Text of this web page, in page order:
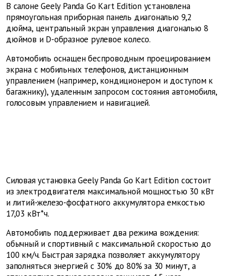
В салоне Geely Panda Go Kart Edition установлена
прямоугольная приборная панель диагональю 9,2
дюйма, центральный экран управления диагональю 8
дюймов и D-образное рулевое колесо.
Автомобиль оснащен беспроводным проецированием
экрана с мобильных телефонов, дистанционным
управлением (например, кондиционером и доступом к
багажнику), удаленным запросом состояния автомобиля,
голосовым управлением и навигацией.
Силовая установка Geely Panda Go Kart Edition состоит
из электродвигателя максимальной мощностью 30 кВт
и литий-железо-фосфатного аккумулятора емкостью
17,03 кВт*ч.
Автомобиль поддерживает два режима вождения:
обычный и спортивный с максимальной скоростью до
100 км/ч. Быстрая зарядка позволяет аккумулятору
заполняться энергией с 30% до 80% за 30 минут, а